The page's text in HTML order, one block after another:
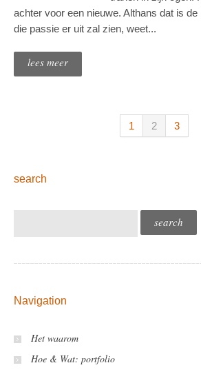
achter voor een nieuwe. Althans dat is de
die passie er uit zal zien, weet...
lees meer
1 2 3
search
Navigation
Het waarom
Hoe & Wat: portfolio